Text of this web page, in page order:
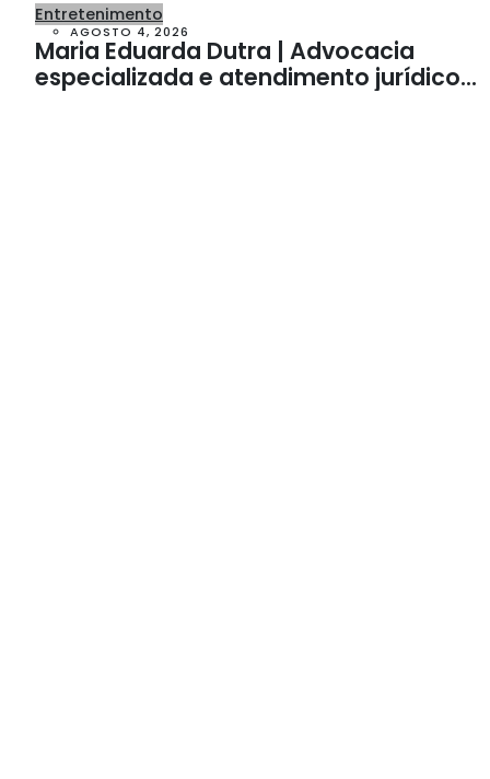
Entretenimento
AGOSTO 4, 2026
Maria Eduarda Dutra | Advocacia
especializada e atendimento jurídico